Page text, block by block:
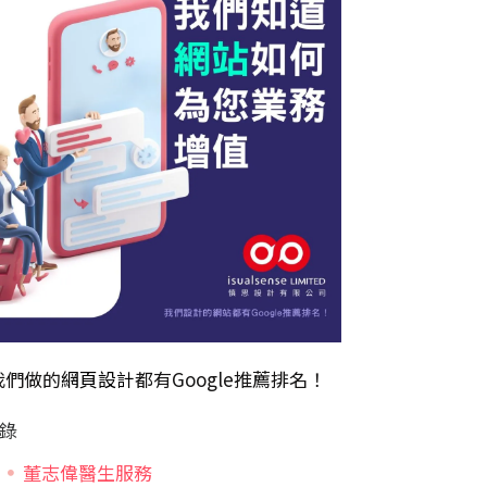
們做的網頁設計都有Google推薦排名！
董志偉醫生服務